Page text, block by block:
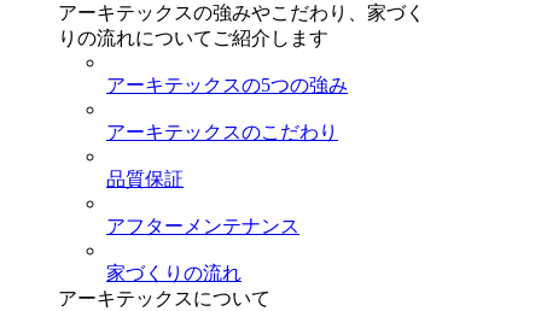
アーキテックスの強みやこだわり、家づく
りの流れについてご紹介します
アーキテックスの5つの強み
アーキテックスのこだわり
品質保証
アフターメンテナンス
家づくりの流れ
アーキテックスについて